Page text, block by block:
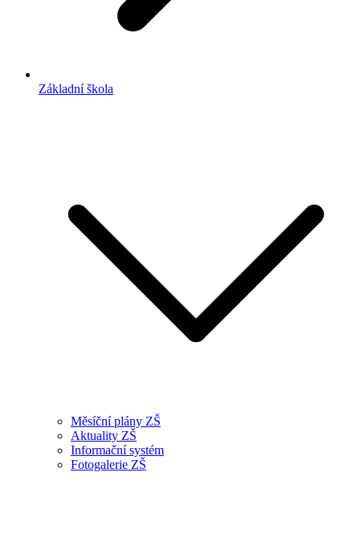
Základní škola
Měsíční plány ZŠ
Aktuality ZŠ
Informační systém
Fotogalerie ZŠ